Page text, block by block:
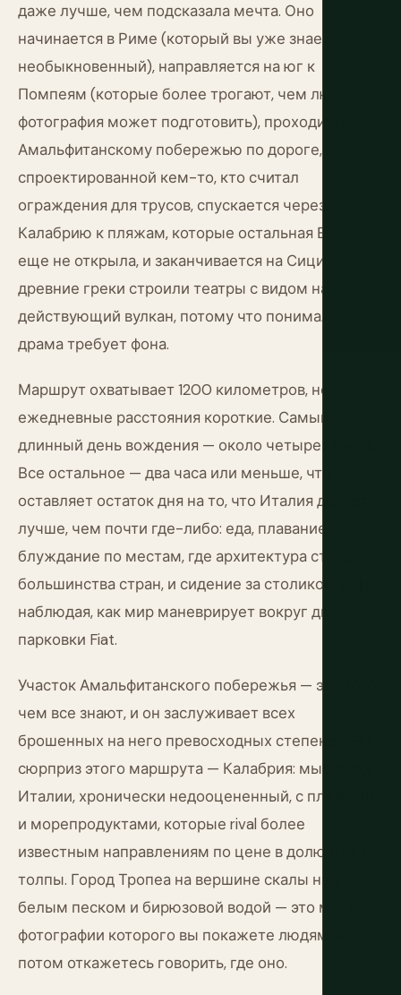
даже лучше, чем подсказала мечта. Оно
начинается в Риме (который вы уже знаете как
необыкновенный), направляется на юг к
Помпеям (которые более трогают, чем любая
фотография может подготовить), проходит по
Амальфитанскому побережью по дороге, явно
спроектированной кем-то, кто считал
ограждения для трусов, спускается через
Калабрию к пляжам, которые остальная Европа
еще не открыла, и заканчивается на Сицилии, где
древние греки строили театры с видом на
действующий вулкан, потому что понимали, что
драма требует фона.
Маршрут охватывает 1200 километров, но
ежедневные расстояния короткие. Самый
длинный день вождения — около четырех часов.
Все остальное — два часа или меньше, что
оставляет остаток дня на то, что Италия делает
лучше, чем почти где-либо: еда, плавание,
блуждание по местам, где архитектура старше
большинства стран, и сидение за столиком кафе,
наблюдая, как мир маневрирует вокруг двойной
парковки Fiat.
Участок Амальфитанского побережья — это то, о
чем все знают, и он заслуживает всех
брошенных на него превосходных степеней. Но
сюрприз этого маршрута — Калабрия: мыс сапога
Италии, хронически недооцененный, с пляжами
и морепродуктами, которые rival более
известным направлениям по цене в долю и без
толпы. Город Тропеа на вершине скалы над
белым песком и бирюзовой водой — это место,
фотографии которого вы покажете людям, а
потом откажетесь говорить, где оно.